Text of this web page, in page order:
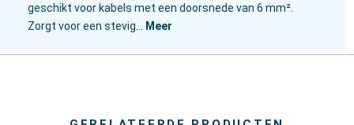
geschikt voor kabels met een doorsnede van 6 mm².
Zorgt voor een stevig…
Meer